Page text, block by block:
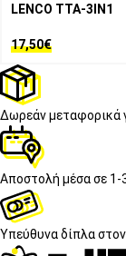
LENCO TTA-3IN1
17,50€
Δωρεάν μεταφορικά
Αποστολή μέσα σε 1-
Υπεύθυνα δίπλα